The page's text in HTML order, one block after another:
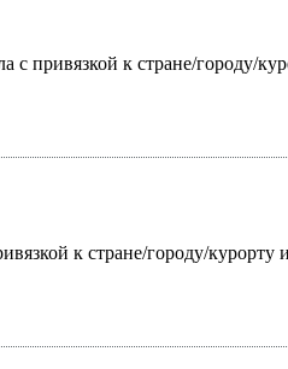
с привязкой к стране/городу/
к стране/городу/